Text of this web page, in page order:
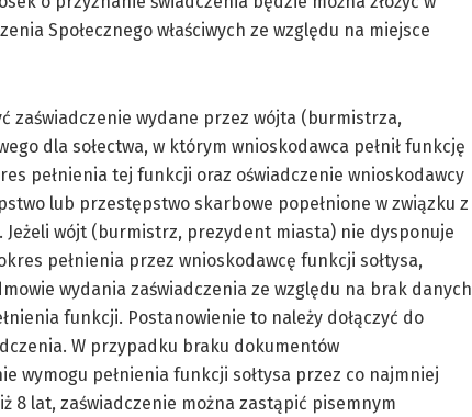
Społecznego właściwych ze względu na miejsce
zaświadczenie wydane przez wójta (burmistrza,
dla sołectwa, w którym wnioskodawca pełnił funkcję
pełnienia tej funkcji oraz oświadczenie wnioskodawcy
lub przestępstwo skarbowe popełnione w związku z
Jeżeli wójt (burmistrz, prezydent miasta) nie dysponuje
pełnienia przez wnioskodawcę funkcji sołtysa,
wydania zaświadczenia ze względu na brak danych
funkcji. Postanowienie to należy dołączyć do
W przypadku braku dokumentów
wymogu pełnienia funkcji sołtysa przez co najmniej
8 lat, zaświadczenie można zastąpić pisemnym